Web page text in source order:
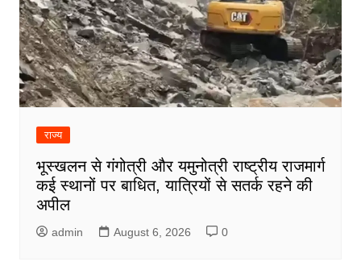
राज्य
भूस्खलन से गंगोत्री और यमुनोत्री राष्ट्रीय राजमार्ग
कई स्थानों पर बाधित, यात्रियों से सतर्क रहने की
अपील
admin August 6, 2026 0